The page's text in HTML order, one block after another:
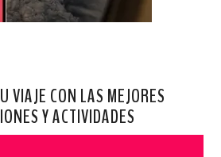
VIAJE CON LAS MEJORES
Y ACTIVIDADES